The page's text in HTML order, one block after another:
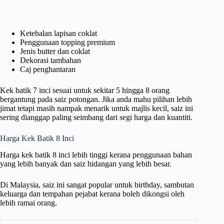
Ketebalan lapisan coklat
Penggunaan topping premium
Jenis butter dan coklat
Dekorasi tambahan
Caj penghantaran
Kek batik 7 inci sesuai untuk sekitar 5 hingga 8 orang
bergantung pada saiz potongan. Jika anda mahu pilihan lebih
jimat tetapi masih nampak menarik untuk majlis kecil, saiz ini
sering dianggap paling seimbang dari segi harga dan kuantiti.
Harga Kek Batik 8 Inci
Harga kek batik 8 inci lebih tinggi kerana penggunaan bahan
yang lebih banyak dan saiz hidangan yang lebih besar.
Di Malaysia, saiz ini sangat popular untuk birthday, sambutan
keluarga dan tempahan pejabat kerana boleh dikongsi oleh
lebih ramai orang.